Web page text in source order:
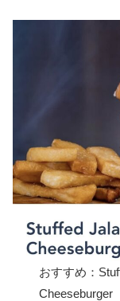
おすすめ：
Cheeseburger